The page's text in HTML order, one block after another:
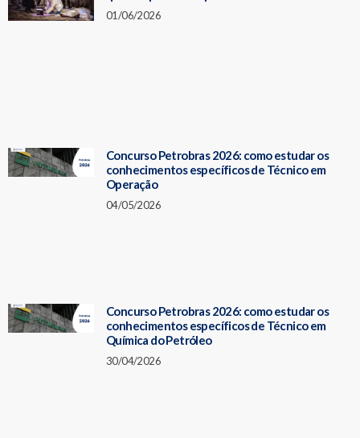
01/06/2026
Concurso Petrobras 2026: como estudar os
conhecimentos específicos de Técnico em
Operação
04/05/2026
Concurso Petrobras 2026: como estudar os
conhecimentos específicos de Técnico em
Química do Petróleo
30/04/2026